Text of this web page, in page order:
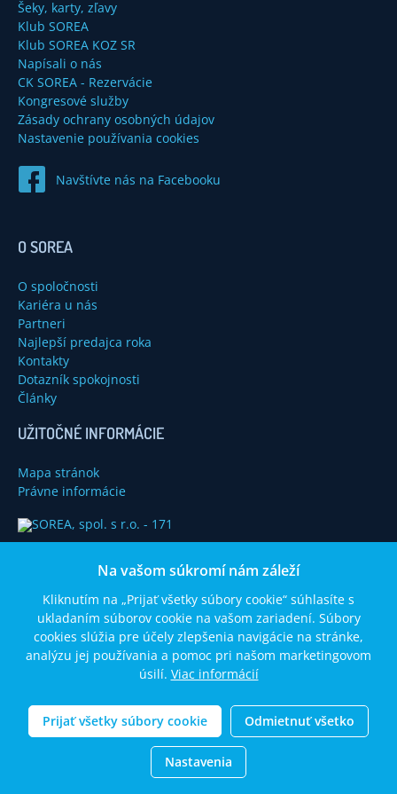
Šeky, karty, zľavy
Klub SOREA
Klub SOREA KOZ SR
Napísali o nás
CK SOREA - Rezervácie
Kongresové služby
Zásady ochrany osobných údajov
Nastavenie používania cookies
Navštívte nás na Facebooku
O SOREA
O spoločnosti
Kariéra u nás
Partneri
Najlepší predajca roka
Kontakty
Dotazník spokojnosti
Články
UŽITOČNÉ INFORMÁCIE
Mapa stránok
Právne informácie
Na vašom súkromí nám záleží
Kliknutím na „Prijať všetky súbory cookie“ súhlasíte s
ukladaním súborov cookie na vašom zariadení. Súbory
cookies slúžia pre účely zlepšenia navigácie na stránke,
analýzu jej používania a pomoc pri našom marketingovom
úsilí. Viac informácií
Prijať všetky súbory cookie Odmietnuť všetko
Nastavenia